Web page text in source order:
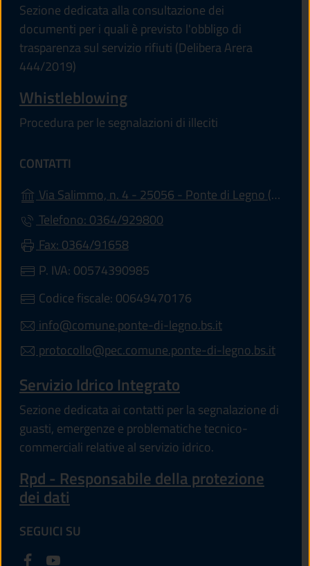
Sezione dedicata alla consultazione dei
documenti per i quali è previsto l'obbligo di
trasparenza sul servizio rifiuti (Delibera Arera
444/2019)
Whistleblowing
Procedura per le segnalazioni di illeciti
CONTATTI
Via Salimmo, n. 4 - 25056 - Ponte di Legno (BS)
Telefono: 0364/929800
Fax: 0364/91658
P. IVA: 00574390985
Codice fiscale: 00649470176
info@comune.ponte-di-legno.bs.it
protocollo@pec.comune.ponte-di-legno.bs.it
Servizio Idrico Integrato
Sezione dedicata ai contatti per la segnalazione di
guasti, emergenze e problematiche tecnico-
commerciali relative al servizio idrico.
Rpd - Responsabile della protezione
dei dati
SEGUICI SU